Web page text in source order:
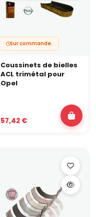
Sur commande.
Coussinets de bielles
ACL trimétal pour
Opel
57,42 €